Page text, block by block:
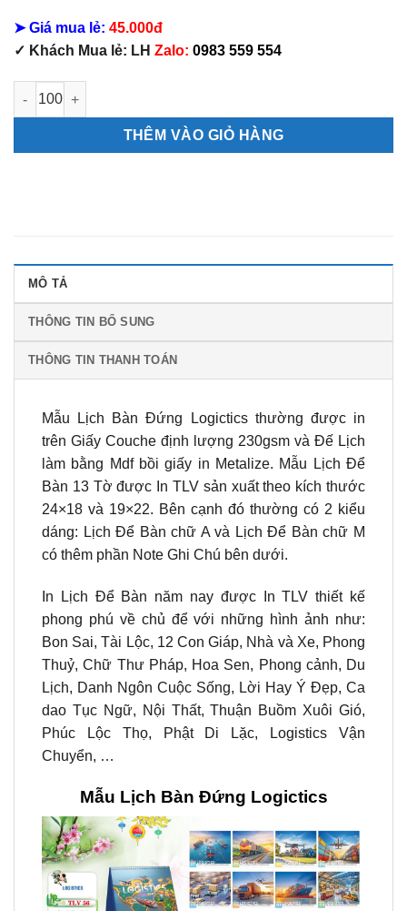
➤ Giá mua lẻ: 45.000đ
✓ Khách Mua lẻ: LH Zalo: 0983 559 554
Mẫu Lịch Bàn Đứng Logictics số lượng
THÊM VÀO GIỎ HÀNG
MÔ TẢ
THÔNG TIN BỔ SUNG
THÔNG TIN THANH TOÁN
Mẫu Lịch Bàn Đứng Logictics thường được in
trên Giấy Couche định lượng 230gsm và Đế Lịch
làm bằng Mdf bồi giấy in Metalize. Mẫu Lịch Để
Bàn 13 Tờ được In TLV sản xuất theo kích thước
24×18 và 19×22. Bên cạnh đó thường có 2 kiểu
dáng: Lịch Để Bàn chữ A và Lịch Để Bàn chữ M
có thêm phần Note Ghi Chú bên dưới.
In Lịch Để Bàn năm nay được In TLV thiết kế
phong phú về chủ để với những hình ảnh như:
Bon Sai, Tài Lộc, 12 Con Giáp, Nhà và Xe, Phong
Thuỷ, Chữ Thư Pháp, Hoa Sen, Phong cảnh, Du
Lịch, Danh Ngôn Cuộc Sống, Lời Hay Ý Đẹp, Ca
dao Tục Ngữ, Nội Thất, Thuận Buồm Xuôi Gió,
Phúc Lộc Thọ, Phật Di Lặc, Logistics Vận
Chuyển, …
Mẫu Lịch Bàn Đứng Logictics